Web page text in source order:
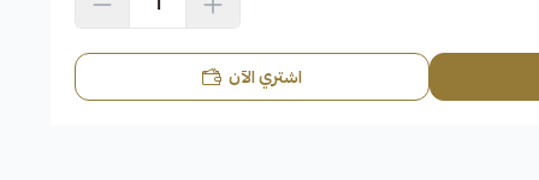
اشتري الآن